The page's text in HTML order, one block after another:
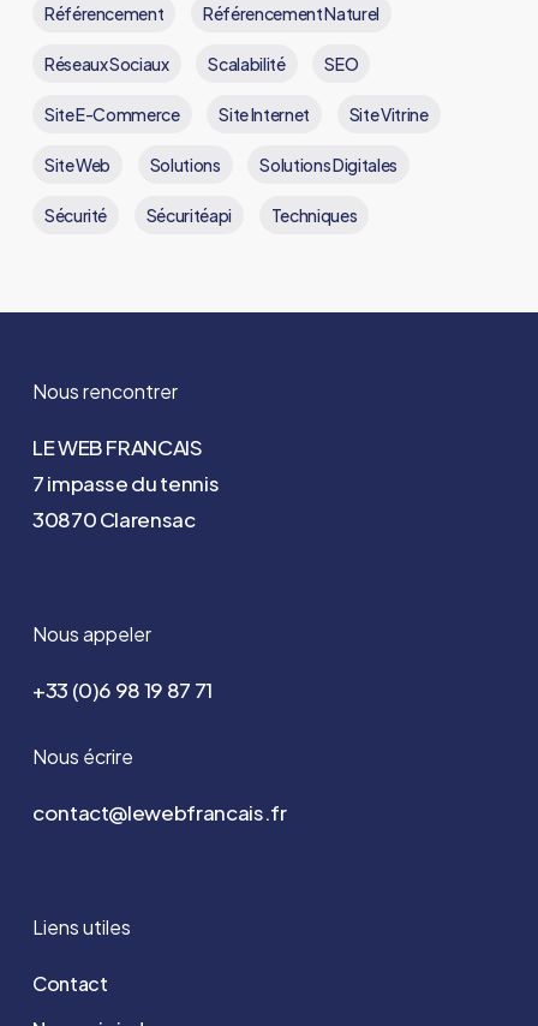
Référencement Référencement Naturel
Réseaux Sociaux Scalabilité SEO
Site E-Commerce Site Internet Site Vitrine
Site Web Solutions Solutions Digitales
Sécurité Sécuritéapi Techniques
Nous rencontrer
LE WEB FRANCAIS
7 impasse du tennis
30870 Clarensac
Nous appeler
+33 (0)6 98 19 87 71
Nous écrire
contact@lewebfrancais.fr
Liens utiles
Contact